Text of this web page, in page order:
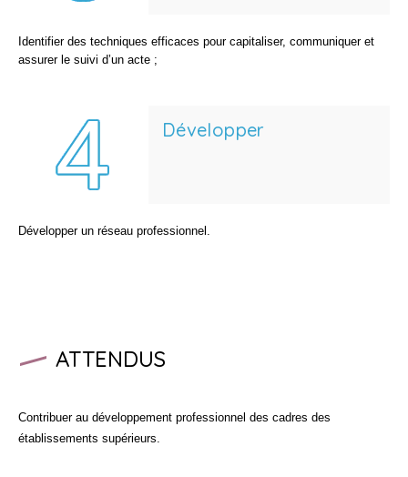
Identifier des techniques efficaces pour capitaliser, communiquer et
assurer le suivi d’un acte ;
Développer
Développer un réseau professionnel.
ATTENDUS
Contribuer au développement professionnel des cadres des
établissements supérieurs.